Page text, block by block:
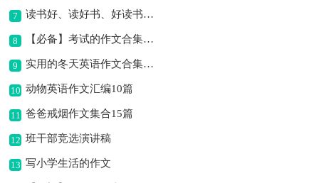
7 读书好、读好书、好读书作文
8 【必备】考试的作文合集8篇
9 实用的冬天英语作文合集10篇
10 动物英语作文汇编10篇
11 爸爸戒烟作文集合15篇
12 班干部竞选演讲稿
13 写小学生活的作文